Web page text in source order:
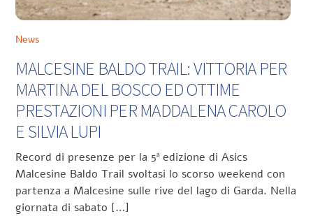
News
MALCESINE BALDO TRAIL: VITTORIA PER
MARTINA DEL BOSCO ED OTTIME
PRESTAZIONI PER MADDALENA CAROLO
E SILVIA LUPI
Record di presenze per la 5ª edizione di Asics
Malcesine Baldo Trail svoltasi lo scorso weekend con
partenza a Malcesine sulle rive del lago di Garda. Nella
giornata di sabato […]